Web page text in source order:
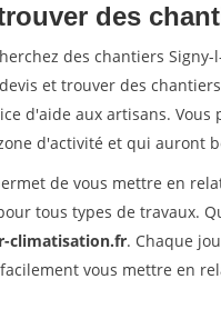
des
des chantiers
et trouver des
d'aide aux artisans.
d'activité et qui auront
de vous mettre en
tous types de travaux.
climatisation.fr. Chaque
vous mettre en